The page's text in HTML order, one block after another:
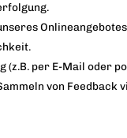
(z.B. per E-Mail oder
von Feedback